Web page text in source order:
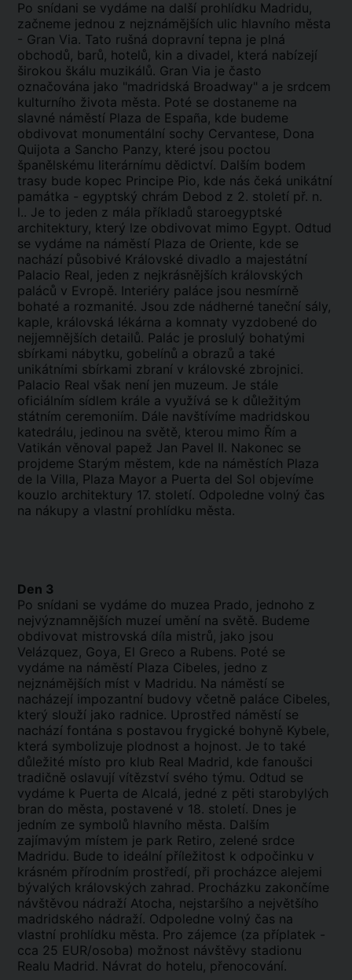
Po snídani se vydáme na další prohlídku Madridu,
začneme jednou z nejznámějších ulic hlavního města
- Gran Via. Tato rušná dopravní tepna je plná
obchodů, barů, hotelů, kin a divadel, která nabízejí
širokou škálu muzikálů. Gran Via je často
označována jako "madridská Broadway" a je srdcem
kulturního života města. Poté se dostaneme na
slavné náměstí Plaza de España, kde budeme
obdivovat monumentální sochy Cervantese, Dona
Quijota a Sancho Panzy, které jsou poctou
španělskému literárnímu dědictví. Dalším bodem
trasy bude kopec Principe Pio, kde nás čeká unikátní
památka - egyptský chrám Debod z 2. století př. n.
l.. Je to jeden z mála příkladů staroegyptské
architektury, který lze obdivovat mimo Egypt. Odtud
se vydáme na náměstí Plaza de Oriente, kde se
nachází působivé Královské divadlo a majestátní
Palacio Real, jeden z nejkrásnějších královských
paláců v Evropě. Interiéry paláce jsou nesmírně
bohaté a rozmanité. Jsou zde nádherné taneční sály,
kaple, královská lékárna a komnaty vyzdobené do
nejjemnějších detailů. Palác je proslulý bohatými
sbírkami nábytku, gobelínů a obrazů a také
unikátními sbírkami zbraní v královské zbrojnici.
Palacio Real však není jen muzeum. Je stále
oficiálním sídlem krále a využívá se k důležitým
státním ceremoniím. Dále navštívíme madridskou
katedrálu, jedinou na světě, kterou mimo Řím a
Vatikán věnoval papež Jan Pavel II. Nakonec se
projdeme Starým městem, kde na náměstích Plaza
de la Villa, Plaza Mayor a Puerta del Sol objevíme
kouzlo architektury 17. století. Odpoledne volný čas
na nákupy a vlastní prohlídku města.
Den 3
Po snídani se vydáme do muzea Prado, jednoho z
nejvýznamnějších muzeí umění na světě. Budeme
obdivovat mistrovská díla mistrů, jako jsou
Velázquez, Goya, El Greco a Rubens. Poté se
vydáme na náměstí Plaza Cibeles, jedno z
nejznámějších míst v Madridu. Na náměstí se
nacházejí impozantní budovy včetně paláce Cibeles,
který slouží jako radnice. Uprostřed náměstí se
nachází fontána s postavou frygické bohyně Kybele,
která symbolizuje plodnost a hojnost. Je to také
důležité místo pro klub Real Madrid, kde fanoušci
tradičně oslavují vítězství svého týmu. Odtud se
vydáme k Puerta de Alcalá, jedné z pěti starobylých
bran do města, postavené v 18. století. Dnes je
jedním ze symbolů hlavního města. Dalším
zajímavým místem je park Retiro, zelené srdce
Madridu. Bude to ideální příležitost k odpočinku v
krásném přírodním prostředí, při procházce alejemi
bývalých královských zahrad. Procházku zakončíme
návštěvou nádraží Atocha, nejstaršího a největšího
madridského nádraží. Odpoledne volný čas na
vlastní prohlídku města. Pro zájemce (za příplatek -
cca 25 EUR/osoba) možnost návštěvy stadionu
Realu Madrid. Návrat do hotelu, přenocování.